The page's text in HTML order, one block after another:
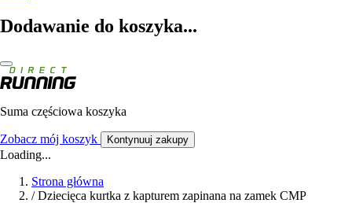
Dodawanie do koszyka...
Suma częściowa koszyka
Zobacz mój koszyk Kontynuuj zakupy
Loading...
Strona główna
/ Dziecięca kurtka z kapturem zapinana na zamek CMP